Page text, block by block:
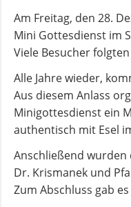
Am Freitag, den 28.
Mini Gottesdienst im
Viele Besucher
Alle Jahre wieder,
Aus diesem Anlass
Minigottesdienst ein
authentisch mit Esel
Anschließend
Dr. Krismanek und
Zum Abschluss gab